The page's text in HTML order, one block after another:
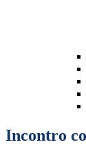
Incontro